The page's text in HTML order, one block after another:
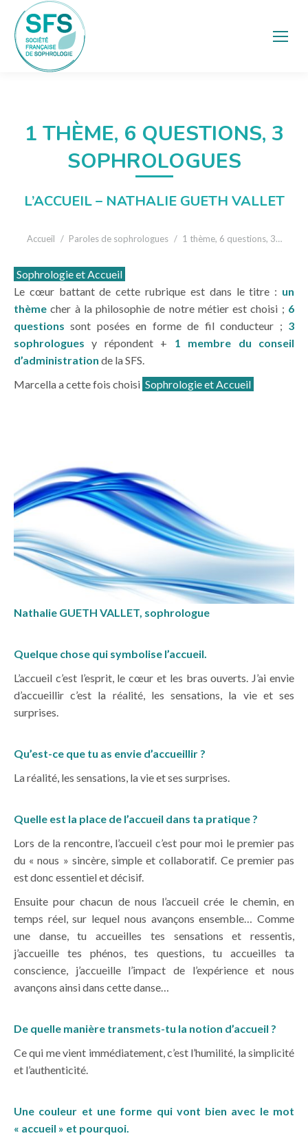
1 THÈME, 6 QUESTIONS, 3
SOPHROLOGUES
L’ACCUEIL – NATHALIE GUETH VALLET
Vous êtes ici :
Accueil Paroles de sophrologues 1 thème, 6 questions, 3…
Sophrologie et Accueil
Le cœur battant de cette rubrique est dans le titre : un
thème cher à la philosophie de notre métier est choisi ; 6
questions sont posées en forme de fil conducteur ; 3
sophrologues y répondent + 1 membre du conseil
d’administration de la SFS.
Marcella a cette fois choisi Sophrologie et Accueil
Nathalie GUETH VALLET, sophrologue
Quelque chose qui symbolise l’accueil.
L’accueil c’est l’esprit, le cœur et les bras ouverts. J’ai envie
d’accueillir c’est la réalité, les sensations, la vie et ses
surprises.
Qu’est-ce que tu as envie d’accueillir ?
La réalité, les sensations, la vie et ses surprises.
Quelle est la place de l’accueil dans ta pratique ?
Lors de la rencontre, l’accueil c’est pour moi le premier pas
du « nous » sincère, simple et collaboratif. Ce premier pas
est donc essentiel et décisif.
Ensuite pour chacun de nous l’accueil crée le chemin, en
temps réel, sur lequel nous avançons ensemble… Comme
une danse, tu accueilles tes sensations et ressentis,
j’accueille tes phénos, tes questions, tu accueilles ta
conscience, j’accueille l’impact de l’expérience et nous
avançons ainsi dans cette danse…
De quelle manière transmets-tu la notion d’accueil ?
Ce qui me vient immédiatement, c’est l’humilité, la simplicité
et l’authenticité.
Une couleur et une forme qui vont bien avec le mot
« accueil » et pourquoi.